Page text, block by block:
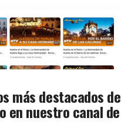
más destacados de
en nuestro canal de